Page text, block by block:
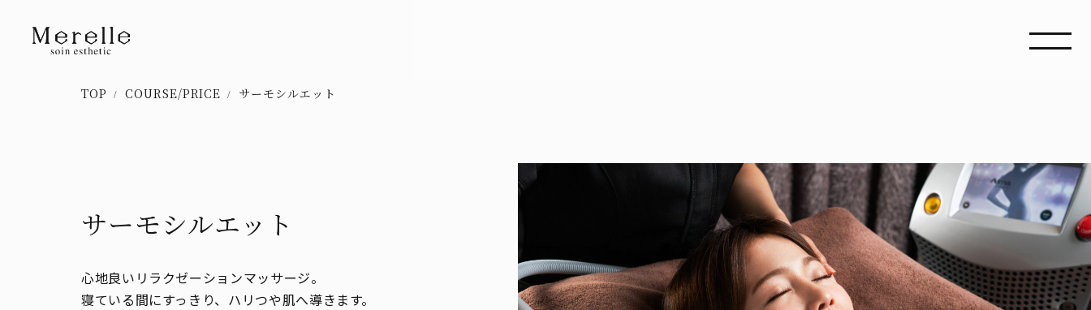
TOP COURSE/PRICE サーモシルエット
サーモシルエット
心地良いリラクゼーションマッサージ。
寝ている間にすっきり、ハリつや肌へ導きます。